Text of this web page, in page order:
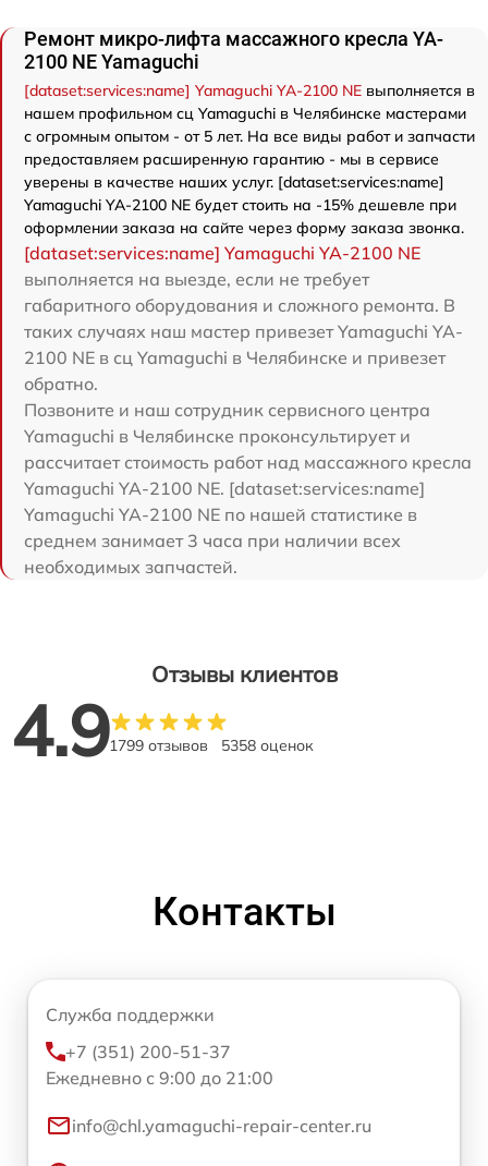
Ремонт микро-лифта массажного кресла YA-
2100 NE Yamaguchi
[dataset:services:name] Yamaguchi YA-2100 NE выполняется в
нашем профильном сц Yamaguchi в Челябинске мастерами
с огромным опытом - от 5 лет. На все виды работ и запчасти
предоставляем расширенную гарантию - мы в сервисе
уверены в качестве наших услуг. [dataset:services:name]
Yamaguchi YA-2100 NE будет стоить на -15% дешевле при
оформлении заказа на сайте через форму заказа звонка.
[dataset:services:name] Yamaguchi YA-2100 NE
выполняется на выезде, если не требует
габаритного оборудования и сложного ремонта. В
таких случаях наш мастер привезет Yamaguchi YA-
2100 NE в сц Yamaguchi в Челябинске и привезет
обратно.
Позвоните и наш сотрудник сервисного центра
Yamaguchi в Челябинске проконсультирует и
рассчитает стоимость работ над массажного кресла
Yamaguchi YA-2100 NE. [dataset:services:name]
Yamaguchi YA-2100 NE по нашей статистике в
среднем занимает 3 часа при наличии всех
необходимых запчастей.
Отзывы клиентов
4.91799 отзывов 5358 оценок
Контакты
Служба поддержки
+7 (351) 200-51-37
Ежедневно с 9:00 до 21:00
info@chl.yamaguchi-repair-center.ru